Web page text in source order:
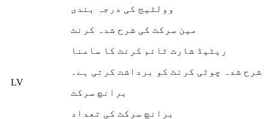
LV
وولٹیج کی درجہ بندی
مین سرکٹ کی شرح شدہ کرنٹ
ریٹیڈ شارٹ ٹائم کرنٹ کا سامنا
شرح شدہ چوٹی کرنٹ کو برداشت کرتی ہے۔
برانچ سرکٹ
برانچ سرکٹ کی تعداد